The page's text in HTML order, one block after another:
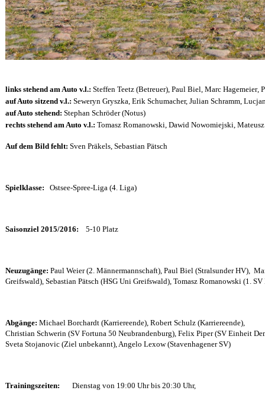
links stehend am Auto v.l.: Steffen Teetz (Betreuer), Paul Biel, Marc Hagemeier,
auf Auto sitzend v.l.: Seweryn Gryszka, Erik Schumacher, Julian Schramm,
auf Auto stehend: Stephan Schröder (Notus)
rechts stehend am Auto v.l.: Tomasz Romanowski, Dawid Nowomiejski,
Auf dem Bild fehlt: Sven Präkels, Sebastian Pätsch
Spielklasse: Ostsee-Spree-Liga (4. Liga)
Saisonziel 2015/2016: 5-10 Platz
Neuzugänge: Paul Weier (2. Männermannschaft), Paul Biel (Stralsunder HV),
Greifswald), Sebastian Pätsch (HSG Uni Greifswald), Tomasz Romanowski (1.
Abgänge: Michael Borchardt (Karriereende), Robert Schulz (Karriereende),
Christian Schwerin (SV Fortuna 50 Neubrandenburg), Felix Piper (SV Einheit
Sveta Stojanovic (Ziel unbekannt), Angelo Lexow (Stavenhagener SV)
Trainingszeiten: Dienstag von 19:00 Uhr bis 20:30 Uhr,